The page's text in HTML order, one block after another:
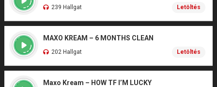
239 Hallgat Letöltés
MAXO KREAM – 6 MONTHS CLEAN
202 Hallgat Letöltés
Maxo Kream – HOW TF I’M LUCKY